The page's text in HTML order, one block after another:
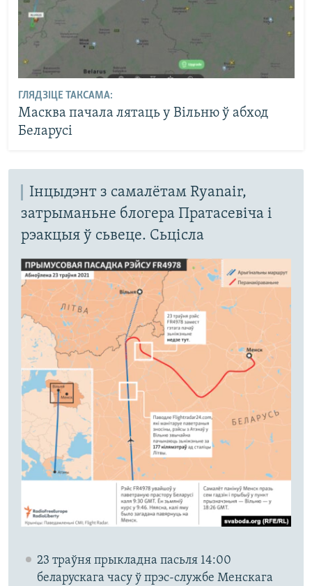
ГЛЯДЗІЦЕ ТАКСАМА:
Масква пачала лятаць у Вільню ў абход
Беларусі
Інцыдэнт з самалётам Ryanair,
затрыманьне блогера Пратасевіча і
рэакцыя ў сьвеце. Сьцісла
23 траўня прыкладна пасьля 14:00
беларускага часу ў прэс-службе Менскага